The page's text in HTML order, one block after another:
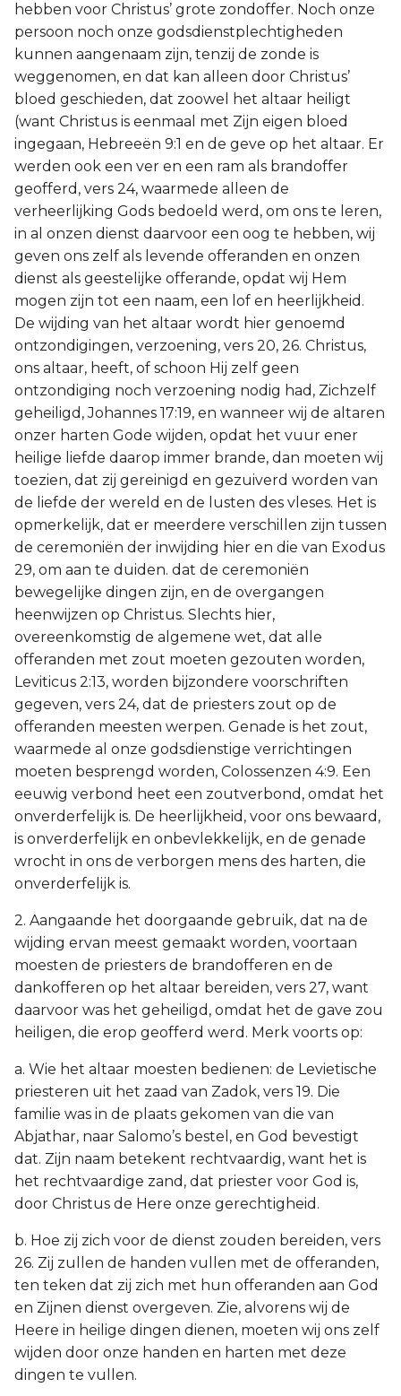
hebben voor Christus’ grote zondoffer. Noch onze
persoon noch onze godsdienstplechtigheden
kunnen aangenaam zijn, tenzij de zonde is
weggenomen, en dat kan alleen door Christus’
bloed geschieden, dat zoowel het altaar heiligt
(want Christus is eenmaal met Zijn eigen bloed
ingegaan, Hebreeën 9:1 en de geve op het altaar. Er
werden ook een ver en een ram als brandoffer
geofferd, vers 24, waarmede alleen de
verheerlijking Gods bedoeld werd, om ons te leren,
in al onzen dienst daarvoor een oog te hebben, wij
geven ons zelf als levende offeranden en onzen
dienst als geestelijke offerande, opdat wij Hem
mogen zijn tot een naam, een lof en heerlijkheid.
De wijding van het altaar wordt hier genoemd
ontzondigingen, verzoening, vers 20, 26. Christus,
ons altaar, heeft, of schoon Hij zelf geen
ontzondiging noch verzoening nodig had, Zichzelf
geheiligd, Johannes 17:19, en wanneer wij de altaren
onzer harten Gode wijden, opdat het vuur ener
heilige liefde daarop immer brande, dan moeten wij
toezien, dat zij gereinigd en gezuiverd worden van
de liefde der wereld en de lusten des vleses. Het is
opmerkelijk, dat er meerdere verschillen zijn tussen
de ceremoniën der inwijding hier en die van Exodus
29, om aan te duiden. dat de ceremoniën
bewegelijke dingen zijn, en de overgangen
heenwijzen op Christus. Slechts hier,
overeenkomstig de algemene wet, dat alle
offeranden met zout moeten gezouten worden,
Leviticus 2:13, worden bijzondere voorschriften
gegeven, vers 24, dat de priesters zout op de
offeranden meesten werpen. Genade is het zout,
waarmede al onze godsdienstige verrichtingen
moeten besprengd worden, Colossenzen 4:9. Een
eeuwig verbond heet een zoutverbond, omdat het
onverderfelijk is. De heerlijkheid, voor ons bewaard,
is onverderfelijk en onbevlekkelijk, en de genade
wrocht in ons de verborgen mens des harten, die
onverderfelijk is.
2. Aangaande het doorgaande gebruik, dat na de
wijding ervan meest gemaakt worden, voortaan
moesten de priesters de brandofferen en de
dankofferen op het altaar bereiden, vers 27, want
daarvoor was het geheiligd, omdat het de gave zou
heiligen, die erop geofferd werd. Merk voorts op:
a. Wie het altaar moesten bedienen: de Levietische
priesteren uit het zaad van Zadok, vers 19. Die
familie was in de plaats gekomen van die van
Abjathar, naar Salomo’s bestel, en God bevestigt
dat. Zijn naam betekent rechtvaardig, want het is
het rechtvaardige zand, dat priester voor God is,
door Christus de Here onze gerechtigheid.
b. Hoe zij zich voor de dienst zouden bereiden, vers
26. Zij zullen de handen vullen met de offeranden,
ten teken dat zij zich met hun offeranden aan God
en Zijnen dienst overgeven. Zie, alvorens wij de
Heere in heilige dingen dienen, moeten wij ons zelf
wijden door onze handen en harten met deze
dingen te vullen.